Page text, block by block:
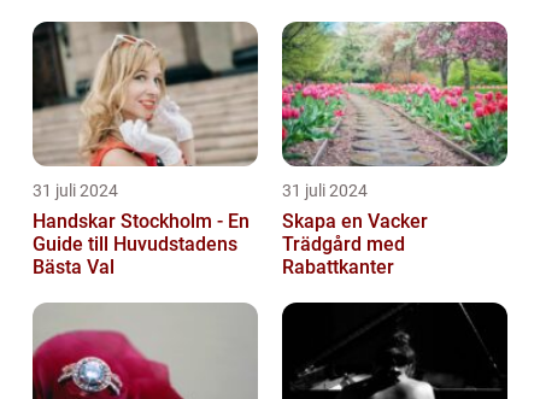
31 juli 2024
Handskar Stockholm - En
Guide till Huvudstadens
Bästa Val
31 juli 2024
Skapa en Vacker
Trädgård med
Rabattkanter